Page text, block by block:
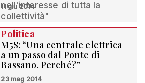
nell'interesse di tutta la
collettività"
11 giu 2014
Politica
M5S: “Una centrale elettrica
a un passo dal Ponte di
Bassano. Perché?”
23 mag 2014